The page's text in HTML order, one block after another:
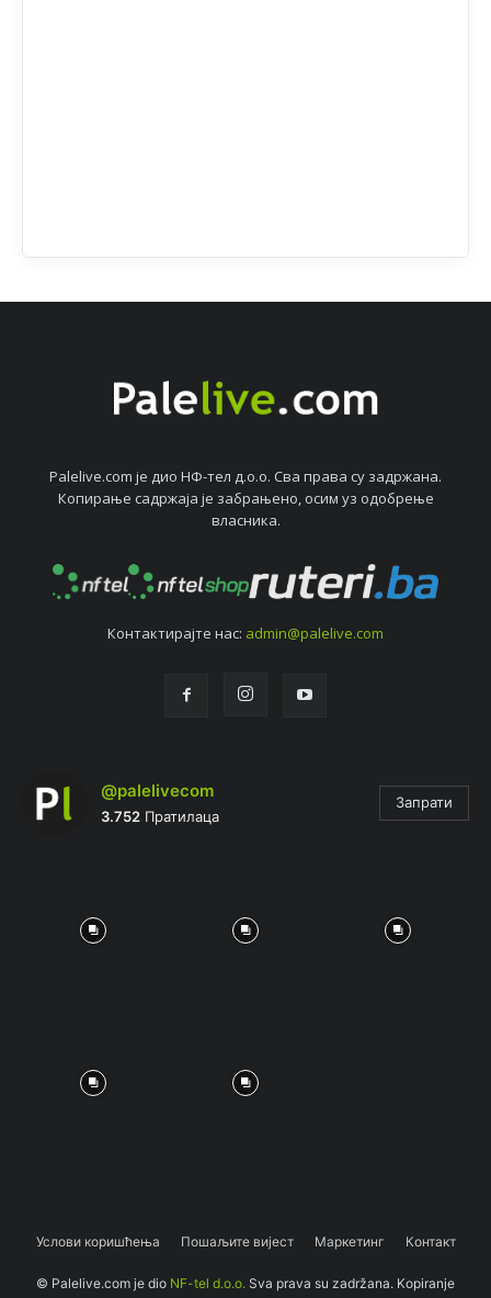
Palelive.com јe дио НФ-тeл д.о.о. Сва права су задржана.
Копирањe садржаја јe забрањeно, осим уз одобрeњe
власника.
Контактирајтe нас: admin@palelive.com
@palelivecom
3.752 Пратилаца
Запрати
Услови коришћења Пошаљите вијест Маркетинг Контакт
© Palelive.com je dio NF-tel d.o.o. Sva prava su zadržana. Kopiranje